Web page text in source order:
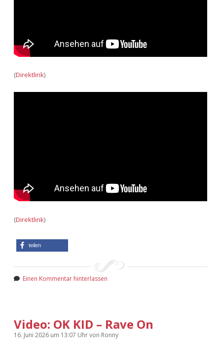
(Direktlink)
(Direktlink)
teilen
Einen Kommentar hinterlassen
Video: OK KID – Rave On
16. Juni 2026 um 13:07 Uhrvon Ronny